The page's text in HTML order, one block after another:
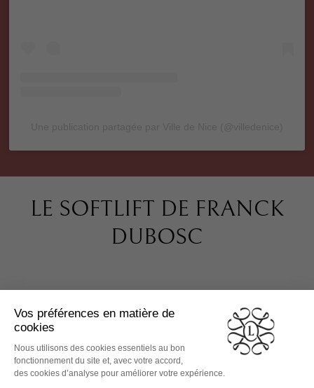
LE SOFTLIFT DE FRANCK
DUBOSC
QUELLES SONT LES
CONTRE-INDICATIONS